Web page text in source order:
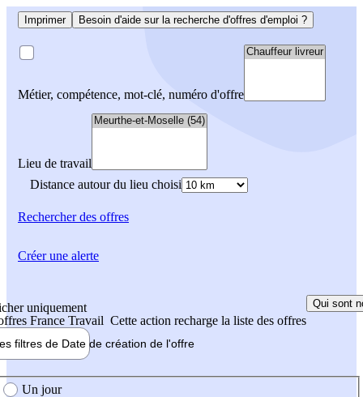
Imprimer Besoin d'aide sur la recherche d'offres d'emploi ?
Métier, compétence, mot-clé, numéro d'offre
Lieu de travail
Distance autour du lieu choisi
Rechercherdes offres
uniquement
France Travail Cette action recharge la liste des offres
Qui sont
filtres de Date de création de l'offre
création de l'offre
Un jour
Créer une alerte